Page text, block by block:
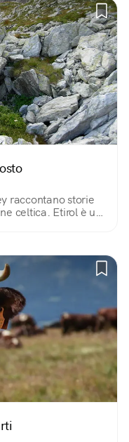
raccontano storie
celtica. Etirol è uno